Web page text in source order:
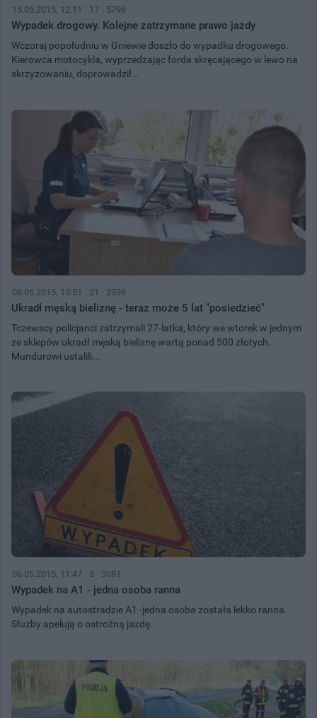
15.05.2015, 12:11 17 5796
Wypadek drogowy. Kolejne zatrzymane prawo jazdy
Wczoraj popołudniu w Gniewie doszło do wypadku drogowego.
Kierowca motocykla, wyprzedzając forda skręcającego w lewo na
skrzyżowaniu, doprowadził...
08.05.2015, 13:51 21 2939
Ukradł męską bieliznę - teraz może 5 lat "posiedzieć"
Tczewscy policjanci zatrzymali 27-latka, który we wtorek w jednym
ze sklepów ukradł męską bieliznę wartą ponad 500 złotych.
Mundurowi ustalili...
06.05.2015, 11:47 8 3081
Wypadek na A1 - jedna osoba ranna
Wypadek na autostradzie A1 -jedna osoba została lekko ranna.
Służby apelują o ostrożną jazdę.